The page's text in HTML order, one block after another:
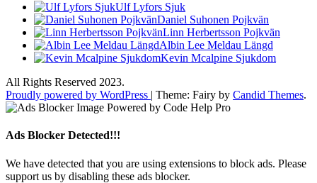
Ulf Lyfors Sjuk
Daniel Suhonen Pojkvän
Linn Herbertsson Pojkvän
Albin Lee Meldau Längd
Kevin Mcalpine Sjukdom
All Rights Reserved 2023.
Proudly powered by WordPress | Theme: Fairy by Candid Themes.
Ads Blocker Detected!!!
We have detected that you are using extensions to block ads. Please
support us by disabling these ads blocker.